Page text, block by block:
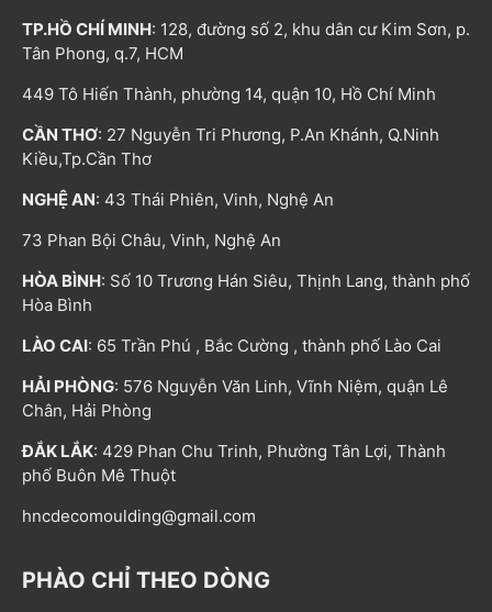
TP.HỒ CHÍ MINH: 128, đường số 2, khu dân cư Kim Sơn, p.
Tân Phong, q.7, HCM
449 Tô Hiến Thành, phường 14, quận 10, Hồ Chí Minh
CẦN THƠ: 27 Nguyễn Tri Phương, P.An Khánh, Q.Ninh
Kiều,Tp.Cần Thơ
NGHỆ AN: 43 Thái Phiên, Vinh, Nghệ An
73 Phan Bội Châu, Vinh, Nghệ An
HÒA BÌNH: Số 10 Trương Hán Siêu, Thịnh Lang, thành phố
Hòa Bình
LÀO CAI: 65 Trần Phú , Bắc Cường , thành phố Lào Cai
HẢI PHÒNG: 576 Nguyễn Văn Linh, Vĩnh Niệm, quận Lê
Chân, Hải Phòng
ĐẮK LẮK: 429 Phan Chu Trinh, Phường Tân Lợi, Thành
phố Buôn Mê Thuột
hncdecomoulding@gmail.com
PHÀO CHỈ THEO DÒNG